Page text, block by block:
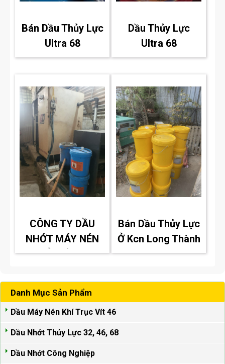
Bán Dầu Thủy Lực
Ultra 68
Dầu Thủy Lực
Ultra 68
CÔNG TY DẦU
NHỚT MÁY NÉN
KHÍ Ở BẾN CÁT
Bán Dầu Thủy Lực
Ở Kcn Long Thành
Danh Mục Sản Phẩm
Dầu Máy Nén Khí Trục Vít 46
Dầu Nhớt Thủy Lực 32, 46, 68
Dầu Nhớt Công Nghiệp